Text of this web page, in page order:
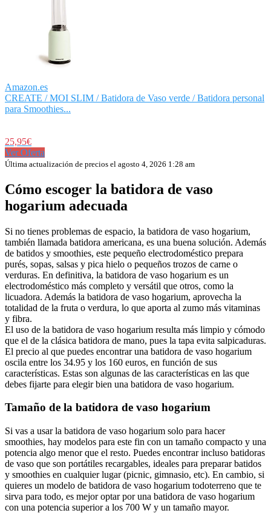
Amazon.es
CREATE / MOI SLIM / Batidora de Vaso verde / Batidora personal
para Smoothies...
25,95€
Ver Oferta
Última actualización de precios el agosto 4, 2026 1:28 am
Cómo escoger la batidora de vaso
hogarium adecuada
Si no tienes problemas de espacio, la batidora de vaso hogarium,
también llamada batidora americana, es una buena solución. Además
de batidos y smoothies, este pequeño electrodoméstico prepara
purés, sopas, salsas y pica hielo o pequeños trozos de carne o
verduras. En definitiva, la batidora de vaso hogarium es un
electrodoméstico más completo y versátil que otros, como la
licuadora. Además la batidora de vaso hogarium, aprovecha la
totalidad de la fruta o verdura, lo que aporta al zumo más vitaminas
y fibra.
El uso de la batidora de vaso hogarium resulta más limpio y cómodo
que el de la clásica batidora de mano, pues la tapa evita salpicaduras.
El precio al que puedes encontrar una batidora de vaso hogarium
oscila entre los 34.95 y los 160 euros, en función de sus
características. Estas son algunas de las características en las que
debes fijarte para elegir bien una batidora de vaso hogarium.
Tamaño de la batidora de vaso hogarium
Si vas a usar la batidora de vaso hogarium solo para hacer
smoothies, hay modelos para este fin con un tamaño compacto y una
potencia algo menor que el resto. Puedes encontrar incluso batidoras
de vaso que son portátiles recargables, ideales para preparar batidos
y smoothies en cualquier lugar (picnic, gimnasio, etc). En cambio, si
quieres un modelo de batidora de vaso hogarium todoterreno que te
sirva para todo, es mejor optar por una batidora de vaso hogarium
con una potencia superior a los 700 W y un tamaño mayor.